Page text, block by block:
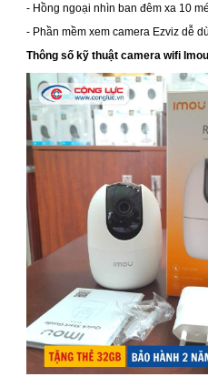
- Hồng ngoại nhìn ban đêm xa 10
- Phần mềm xem camera Ezviz dễ
Thông số kỹ thuật camera wifi